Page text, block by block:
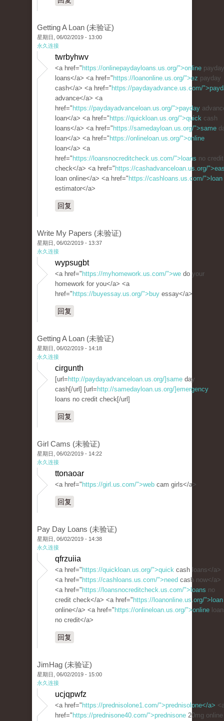
Getting A Loan (未验证)
星期日, 06/02/2019 - 13:00
永久连接
twrbyhwv
<a href=" https://onlinepaydayloans.us.org/">online payday
loans</a> <a href=" https://loanonline.us.org/">ez payday
cash</a> <a href=" https://paydayadvance.us.com/
advance</a> <a
href=" https://paydayadvanceloan.us.org/">payday
loan</a> <a href=" https://quickloan.us.org/">quick cash
loans</a> <a href=" https://samedayloan.us.org/">same
loan</a> <a href=" https://onlineloan.us.org/">online
loan</a> <a
href=" https://loansnocreditcheck.us.com/">loans no credit
check</a> <a href=" https://cashadvanceloan.us.org/
loan online</a> <a href=" https://cashloans.us.com/">loan
estimator</a>
回复
Write My Papers (未验证)
星期日, 06/02/2019 - 13:37
永久连接
wypsugbt
<a href=" https://myhomework.us.com/">we do your
homework for you</a> <a
href=" https://buyessay.us.org/">buy essay</a>
回复
Getting A Loan (未验证)
星期日, 06/02/2019 - 14:18
永久连接
cirgunth
[url= http://paydayadvanceloan.us.org/]same day
cash[/url] [url= http://samedayloan.us.org/]emergency
loans no credit check[/url]
回复
Girl Cams (未验证)
星期日, 06/02/2019 - 14:22
永久连接
ttonaoar
<a href=" https://girl.us.com/">web cam girls</a>
回复
Pay Day Loans (未验证)
星期日, 06/02/2019 - 14:38
永久连接
qfrzuiia
<a href=" https://quickloan.us.org/">quick cash loans</a>
<a href=" https://cashloans.us.com/">need cash now</a>
<a href=" https://loansnocreditcheck.us.com/">loans no
credit check</a> <a href=" https://loanonline.us.org/">loan
online</a> <a href=" https://onlineloan.us.org/">online
no credit</a>
回复
JimHag (未验证)
星期日, 06/02/2019 - 15:00
永久连接
ucjqpwfz
<a href=" https://prednisolone1.com/">prednisolone</a>
href=" https://prednisone40.com/">prednisone 20mg online